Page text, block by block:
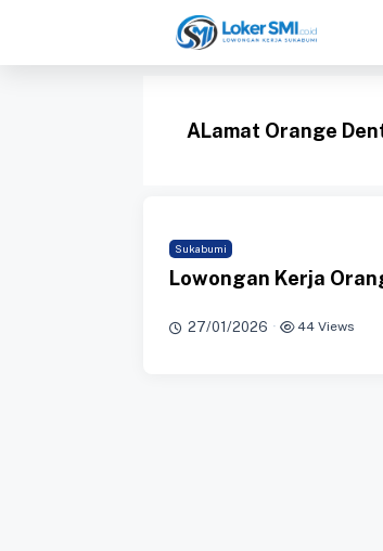
isi
ALamat Orange
Sukabumi
Lowongan Kerja
27/01/2026 · 44 Views